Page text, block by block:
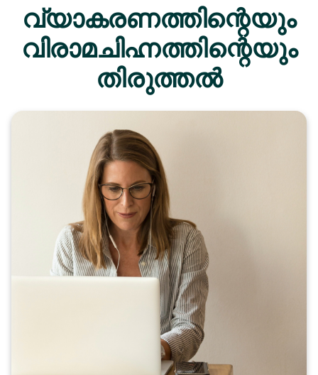
വ്യാകരണത്തിന്റെയും
വിരാമചിഹ്നത്തിന്റെയും
തിരുത്തൽ